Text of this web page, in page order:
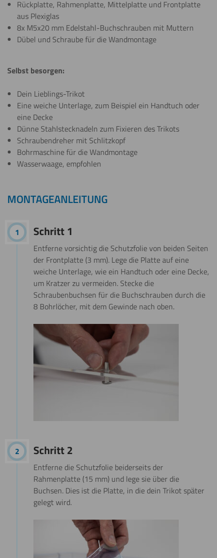
Rückplatte, Rahmenplatte, Mittelplatte und Frontplatte
aus Plexiglas
8x M5x20 mm Edelstahl-Buchschrauben mit Muttern
Dübel und Schraube für die Wandmontage
Selbst besorgen:
Dein Lieblings-Trikot
Eine weiche Unterlage, zum Beispiel ein Handtuch oder
eine Decke
Dünne Stahlstecknadeln zum Fixieren des Trikots
Schraubendreher mit Schlitzkopf
Bohrmaschine für die Wandmontage
Wasserwaage, empfohlen
MONTAGEANLEITUNG
Schritt 1
Entferne vorsichtig die Schutzfolie von beiden Seiten
der Frontplatte (3 mm). Lege die Platte auf eine
weiche Unterlage, wie ein Handtuch oder eine Decke,
um Kratzer zu vermeiden. Stecke die
Schraubenbuchsen für die Buchschrauben durch die
8 Bohrlöcher, mit dem Gewinde nach oben.
Schritt 2
Entferne die Schutzfolie beiderseits der
Rahmenplatte (15 mm) und lege sie über die
Buchsen. Dies ist die Platte, in die dein Trikot später
gelegt wird.